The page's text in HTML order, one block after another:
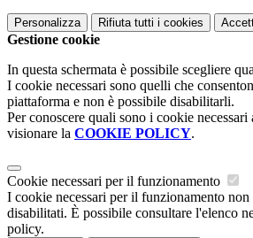
Personalizza Rifiuta tutti i cookies
Gestione cookie
In questa schermata è possibile scegliere
I cookie necessari sono quelli che
piattaforma e non è possibile disabilitarli.
Per conoscere quali sono i cookie
visionare la COOKIE POLICY.
Cookie necessari per il funzionamento
I cookie necessari per il funzionamento non
disabilitati. È possibile consultare l'elenco
policy.